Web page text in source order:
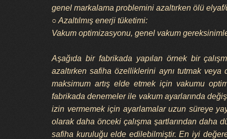
genel markalama problemini azaltırken ölü elyaf/
○ Azaltılmış enerji tüketimi:
Vakum optimizasyonu, genel vakum
Aşağıda bir fabrikada yapılan örnek bir
azaltırken safiha özelliklerini aynı tutmak
maksimum artış elde etmek için vakumu
fabrikada denemeler ile vakum ayarlarında
izin vermemek için ayarlamalar uzun süreye
olarak daha önceki çalışma şartlarından daha
safiha kuruluğu elde edilebilmiştir. En iyi